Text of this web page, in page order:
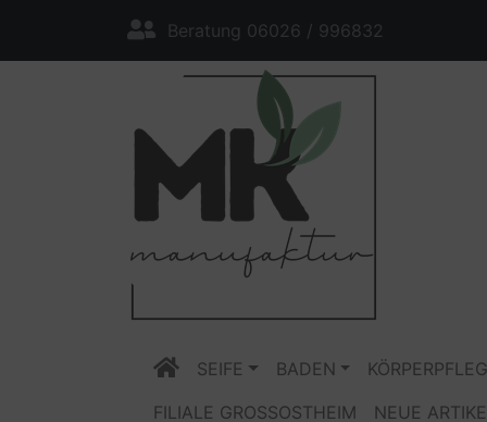
Beratung 06026 / 996832
SEIFE BADEN
FILIALE GROSSOSTHEIM
NEUE